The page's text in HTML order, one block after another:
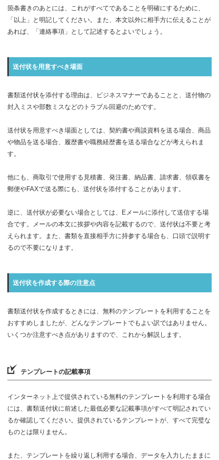
箇条書きのあとには、これがすべてであることを明確にするために、
「以上」と明記してください。また、本文以外に相手方に伝えることが
あれば、「連絡事項」として記述するとよいでしょう。
送付状を用意すべき場面
書類送付状を添付する理由は、ビジネスマナーであることと、送付物の
封入ミスや部数ミスなどのトラブル回避のためです。
送付状を用意すべき場面としては、契約書や商談資料を送る場合、商品
や物品を送る場合、履歴書や職務経歴書を送る場合などが考えられま
す。
他にも、商取引で使用する見積書、発注書、納品書、請求書、領収書を
郵便やFAXで送る際にも、送付状を添付することがあります。
逆に、送付状が必要ない場合としては、Eメールに添付して送信する場
合です。メールの本文に挨拶や内容を記載するので、送付状は不要と考
えられます。また、書類を直接相手方に持参する場合も、口頭で説明す
るので不要になります。
送付状を作成する際の注意点
書類送付状を作成するときには、無料のテンプレートを利用することを
おすすめしましたが、どんなテンプレートでもよい訳ではありません。
いくつか注意すべき点がありますので、これから解説します。
テンプレートの記載事項
インターネット上で提供されている無料のテンプレートを利用する場合
には、書類送付状に前述した最低必要な記載事項がすべて明記されてい
るか確認してください。提供されているテンプレートが、すべて完璧な
ものとは限りません。
また、テンプレートを繰り返し利用する場合、データを入力したままに